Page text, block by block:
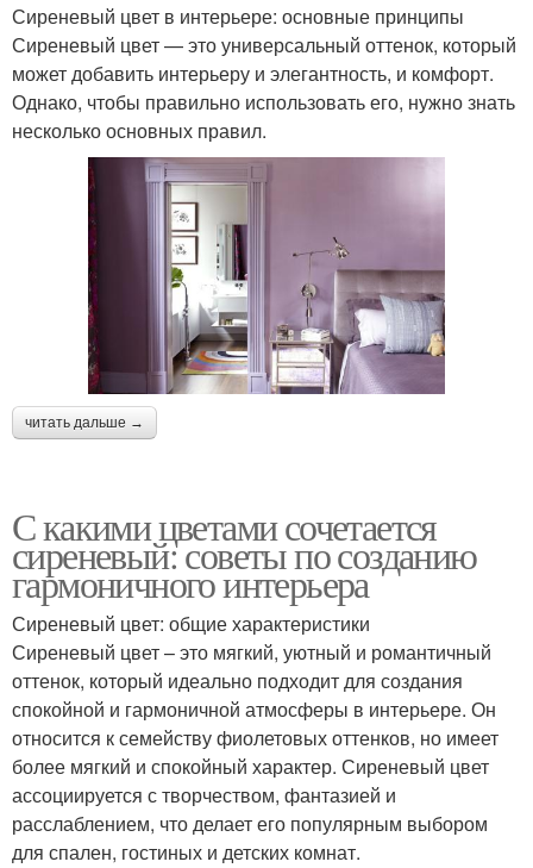
Сиреневый цвет в интерьере: основные принципы
Сиреневый цвет — это универсальный оттенок, который
может добавить интерьеру и элегантность, и комфорт.
Однако, чтобы правильно использовать его, нужно знать
несколько основных правил.
читать дальше →
С какими цветами сочетается
сиреневый: советы по созданию
гармоничного интерьера
Сиреневый цвет: общие характеристики
Сиреневый цвет – это мягкий, уютный и романтичный
оттенок, который идеально подходит для создания
спокойной и гармоничной атмосферы в интерьере. Он
относится к семейству фиолетовых оттенков, но имеет
более мягкий и спокойный характер. Сиреневый цвет
ассоциируется с творчеством, фантазией и
расслаблением, что делает его популярным выбором
для спален, гостиных и детских комнат.